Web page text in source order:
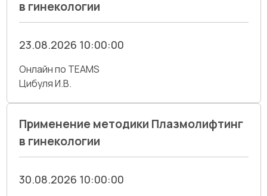
в гинекологии
23.08.2026 10:00:00
Онлайн по TEAMS
Цибуля И.В.
Применение методики Плазмолифтинг
в гинекологии
30.08.2026 10:00:00